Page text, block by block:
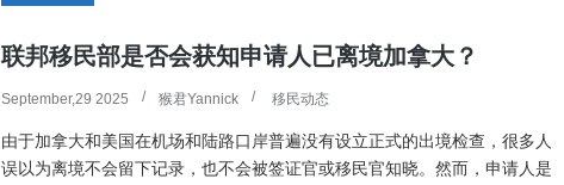
联邦移民部是否会获知申请人已离境加拿大？
September,29 2025 猴君Yannick 移民动态
由于加拿大和美国在机场和陆路口岸普遍没有设立正式的出境检查，很多人
误以为离境不会留下记录，也不会被签证官或移民官知晓。然而，申请人是